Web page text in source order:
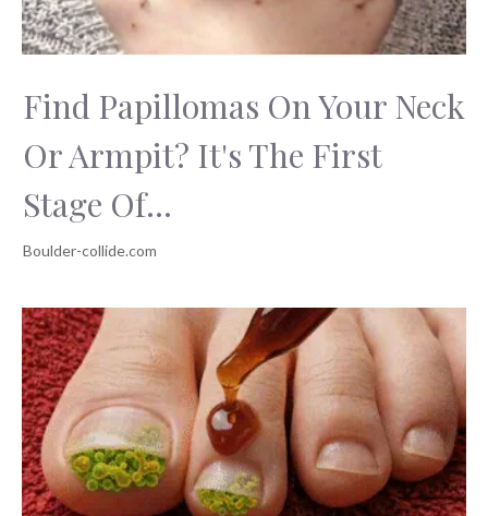
Find Papillomas On Your Neck
Or Armpit? It's The First
Stage Of...